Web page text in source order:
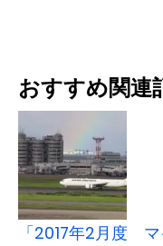
おすすめ関連
「2017年2月度